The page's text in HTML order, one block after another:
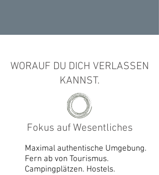
WORAUF DU DICH VERLASSEN
KANNST.
Fokus auf Wesentliches
Maximal authentische Umgebung.
Fern ab von Tourismus.
Campingplätzen. Hostels.